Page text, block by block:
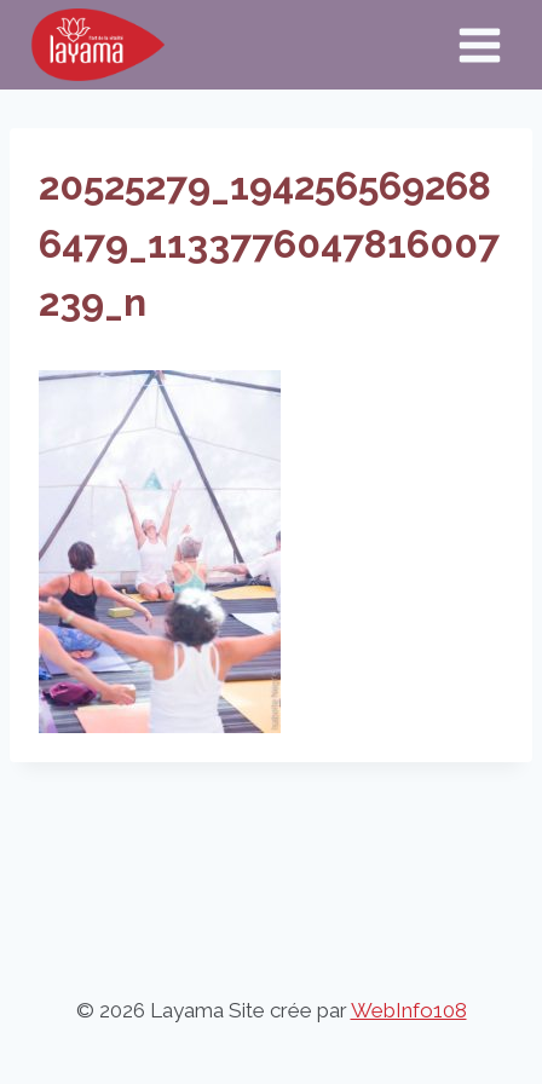
Aller
contenu
20525279_194256569268
6479_1133776047816007
239_n
© 2026 Layama Site crée parWebInfo108